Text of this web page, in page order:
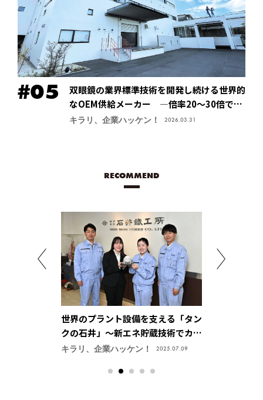
双眼鏡の業界標準技術を開発し続ける世界的
なOEM供給メーカー ―倍率20～30倍でも
像が安定する手振れ防止技術で特許取得、今
キラリ、企業ハッケン！ 2026.03.31
RECOMMEND
世界のプラント設備を支える「タン
クの石井」～新エネ貯蔵技術でカー
ボンニュートラル社会を実現【株式
キラリ、企業ハッケン！ 2025.07.09